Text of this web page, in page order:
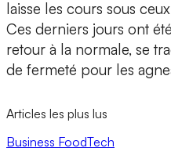
laisse les cours sous
Ces derniers jours ont
retour à la normale, se
de fermeté pour les
Articles les plus lus
Business FoodTech